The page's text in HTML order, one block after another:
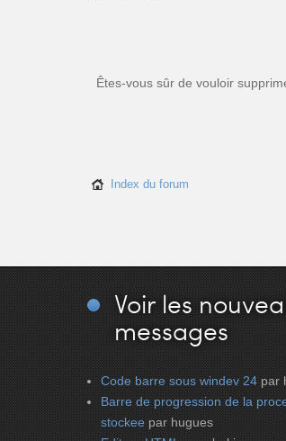
Êtes-vous sûr de vouloir
Index du forum
Voir les
messages
Code barre sous windev 24 par
Barre de progression de la
stockee par hugues